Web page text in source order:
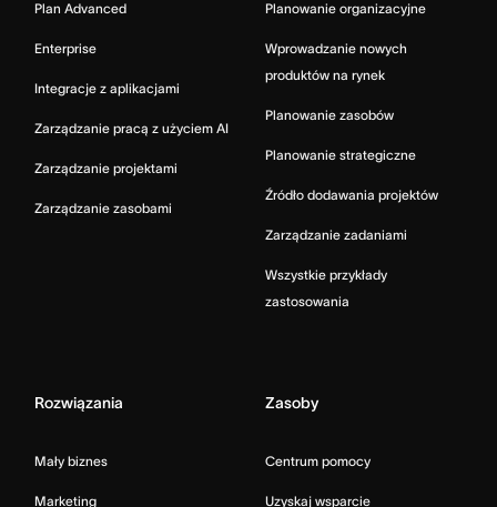
Plan Advanced
Enterprise
Integracje z aplikacjami
Zarządzanie pracą z użyciem AI
Zarządzanie projektami
Zarządzanie zasobami
Planowanie organizacyjne
Wprowadzanie nowych
produktów na rynek
Planowanie zasobów
Planowanie strategiczne
Źródło dodawania projektów
Zarządzanie zadaniami
Wszystkie przykłady
zastosowania
Rozwiązania
Mały biznes
Marketing
Zasoby
Centrum pomocy
Uzyskaj wsparcie